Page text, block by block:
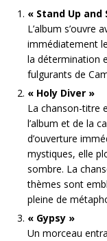
« Stand Up and
L’album s’ouvre
immédiatement
la détermination
fulgurants de
« Holy Diver »
La chanson-titre
l’album et de la
d’ouverture
mystiques, elle
sombre. La
thèmes sont
pleine de
« Gypsy »
Un morceau